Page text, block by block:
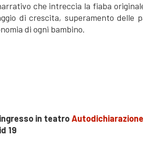
che intreccia la fiaba
di crescita, superamento delle
di ogni bambino.
in teatroAutodichiarazione
19